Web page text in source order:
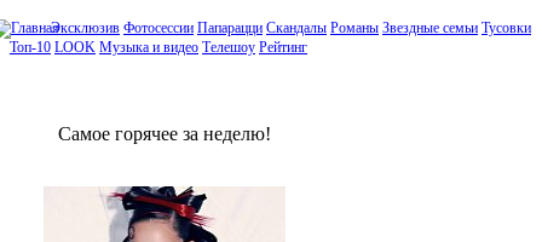
Эксклюзив Фотосессии Папарацци Скандалы Романы Звездные семьи Тусовки
Топ-10 LOOK Музыка и видео Телешоу Рейтинг
Сaмое гoрячее за неделю!